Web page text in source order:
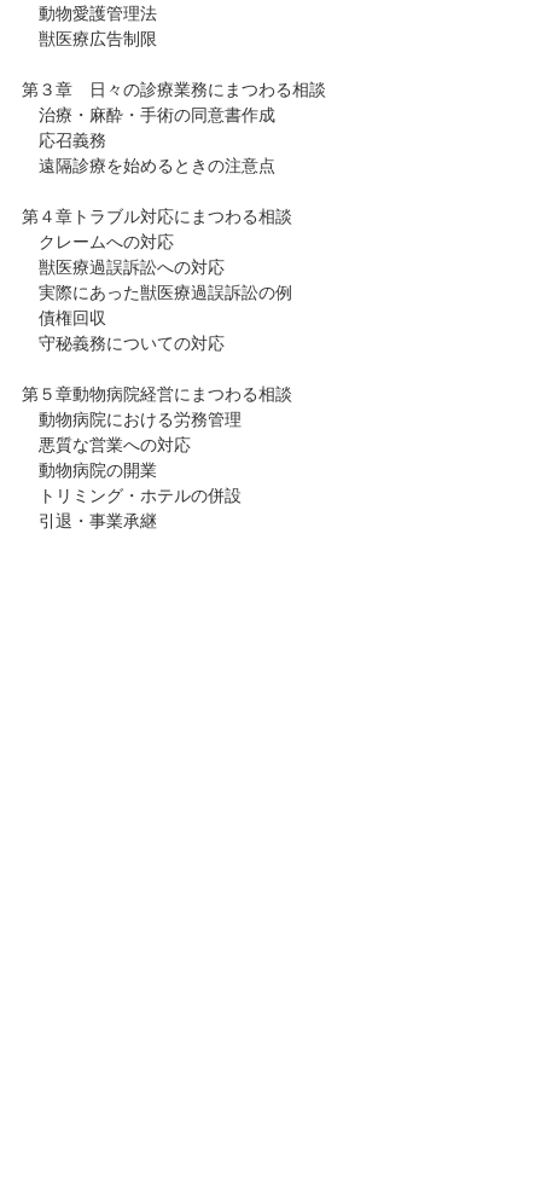
動物愛護管理法
獣医療広告制限
第３章 日々の診療業務にまつわる相談
治療・麻酔・手術の同意書作成
応召義務
遠隔診療を始めるときの注意点
第４章トラブル対応にまつわる相談
クレームへの対応
獣医療過誤訴訟への対応
実際にあった獣医療過誤訴訟の例
債権回収
守秘義務についての対応
第５章動物病院経営にまつわる相談
動物病院における労務管理
悪質な営業への対応
動物病院の開業
トリミング・ホテルの併設
引退・事業承継